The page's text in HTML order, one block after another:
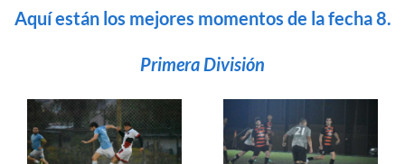
Aquí están los mejores momentos de la fecha 8.
Primera División